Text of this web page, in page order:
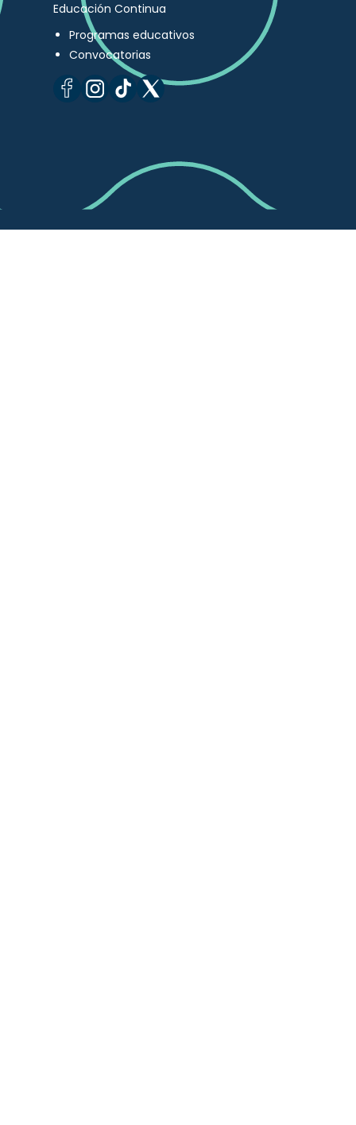
Educación Continua
Programas educativos
Convocatorias